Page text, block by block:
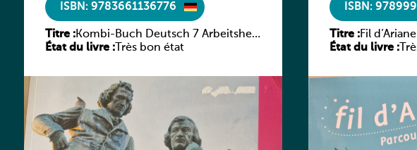
ISBN: 9783661136776
Titre :Kombi-Buch Deutsch 7 Arbeitsheft
(Neue Ausgabe Luxemburg)
État du livre : Très bon état
ISBN:
Titre :Fil
État du livre :